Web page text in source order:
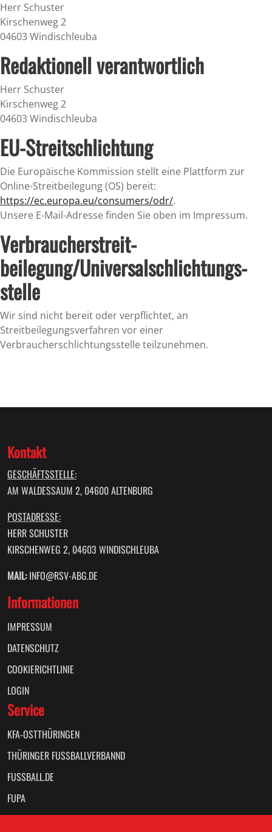
Herr Schuster
Kirschenweg 2
04603 Windischleuba
Redaktionell verantwortlich
Herr Schuster
Kirschenweg 2
04603 Windischleuba
EU-Streitschlichtung
Die Europäische Kommission stellt eine Plattform zur
Online-Streitbeilegung (OS) bereit:
https://ec.europa.eu/consumers/odr/.
Unsere E-Mail-Adresse finden Sie oben im Impressum.
Verbraucher­streit­
beilegung/Universal­schlichtungs­
stelle
Wir sind nicht bereit oder verpflichtet, an
Streitbeilegungsverfahren vor einer
Verbraucherschlichtungsstelle teilzunehmen.
Kontakt
GESCHÄFTSSTELLE:
AM WALDESSAUM 2, 04600 ALTENBURG
POSTADRESSE:
HERR SCHUSTER
KIRSCHENWEG 2, 04603 WINDISCHLEUBA
MAIL:INFO@RSV-ABG.DE
Informationen
IMPRESSUM
DATENSCHUTZ
COOKIERICHTLINIE
LOGIN
Service
KFA-OSTTHÜRINGEN
THÜRINGER FUSSBALLVERBANND
FUSSBALL.DE
FUPA